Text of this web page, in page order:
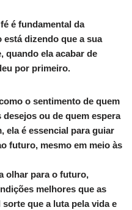
é fundamental da
está dizendo que a sua
quando ela acabar de
por primeiro.
o sentimento de quem
ou de quem espera
ela é essencial para guiar
futuro, mesmo em meio às
olhar para o futuro,
melhores que as
que a luta pela vida e